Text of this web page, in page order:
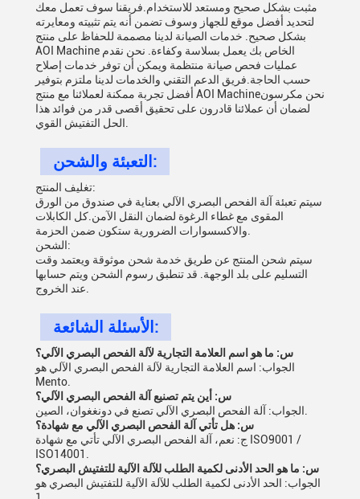
مثبت بشكل صحيح ومستعد للاستخدام.فريقنا سوف تعمل معك
لتحديد أفضل موقع للجهاز وسوف تضمن أنه يتم تثبيته ومعايرته
بشكل صحيح. خدمات الصيانة لدينا مصممة للحفاظ على منتج
AOI Machine الخاص بك يعمل بسلاسة وكفاءة. نحن نقدم
عمليات فحص صيانة منتظمة ويمكن أن توفر خدمات إصلاح
حسب الحاجة.فريق الدعم التقني والخدمات لدينا ملتزم بتوفير
أفضل تجربة ممكنة لعملائنا مع منتج AOI Machineنحن مكرسون
لضمان أن عملائنا قادرون على تحقيق أقصى قدر من فوائد هذا
التعبئة والشحن:
تغليف المنتج:
سيتم تعبئة آلة الفحص البصري الآلي بعناية في صندوق من الورق
المقوى مع غطاء الرغوة لضمان النقل الآمن.كل الكابلات
الشحن:
سيتم شحن المنتج عن طريق خدمة شحن موثوقة ويعتمد وقت
التسليم على بلد الوجهة. قد تنطبق رسوم الشحن ويتم حسابها
الأسئلة الشائعة:
س: ما هو اسم العلامة التجارية لآلة الفحص البصري الآلي؟
الجواب: اسم العلامة التجارية لآلة الفحص البصري الآلي هو
Mento.
س: أين يتم تصنيع آلة الفحص البصري الآلي؟
س: هل تأتي آلة الفحص البصري الآلي مع شهادة؟
ج: نعم، آلة الفحص البصري الآلي تأتي مع شهادة ISO9001 /
ISO14001.
س: ما هو الحد الأدنى لكمية الطلب للآلة الآلية للتفتيش البصري؟
الجواب: الحد الأدنى لكمية الطلب للآلة الآلية للتفتيش البصري هو